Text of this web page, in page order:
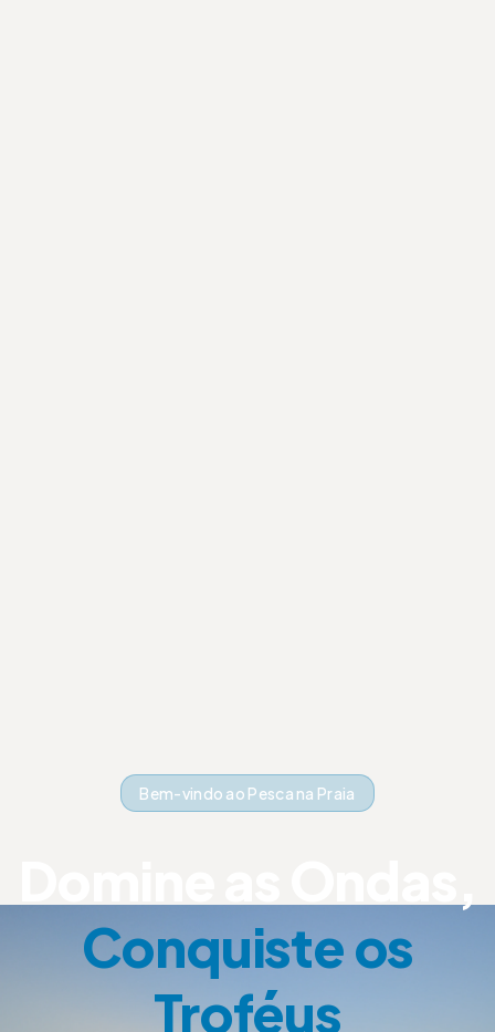
Bem-vindo ao Pesca na Praia
Conquiste os
Troféus